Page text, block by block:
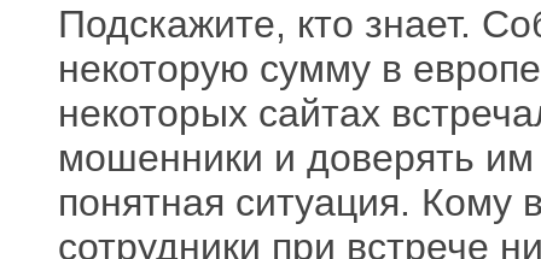
Подскажите, кто знает.
некоторую сумму в
некоторых сайтах
мошенники и доверять им
понятная ситуация. Кому
сотрудники при встрече